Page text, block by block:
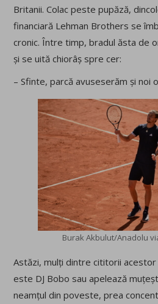
Britanii. Colac peste pupăză,
financiară Lehman Brothers se
cronic. Între timp, bradul ăsta de
și se uită chiorâș spre cer:
– Sfinte, parcă avuseserăm și noi
Burak Akbulut/Anadolu
Astăzi, mulți dintre cititorii
este DJ Bobo sau apelează
neamțul din poveste, prea